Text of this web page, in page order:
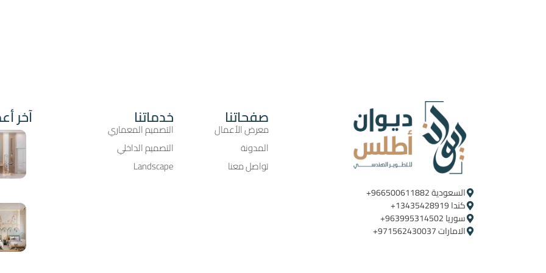
السعودية ‪+966500611882‬ ‪ ‪
كندا ‪+13435428919
سوريا ‪+963995314502
الامارات ‪+971562430037
صفحاتنا
معرض الأعمال
المدونة
تواصل معنا
خدماتنا
التصميم المعماري
التصميم الداخلي
Landscape
آخر